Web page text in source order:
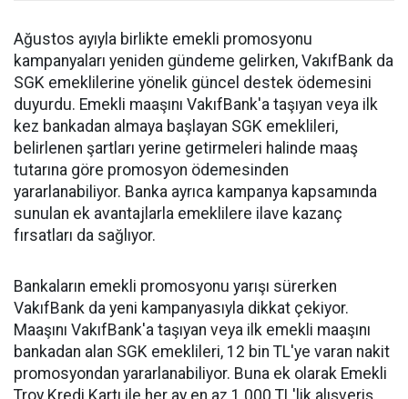
Ağustos ayıyla birlikte emekli promosyonu
kampanyaları yeniden gündeme gelirken, VakıfBank da
SGK emeklilerine yönelik güncel destek ödemesini
duyurdu. Emekli maaşını VakıfBank'a taşıyan veya ilk
kez bankadan almaya başlayan SGK emeklileri,
belirlenen şartları yerine getirmeleri halinde maaş
tutarına göre promosyon ödemesinden
yararlanabiliyor. Banka ayrıca kampanya kapsamında
sunulan ek avantajlarla emeklilere ilave kazanç
fırsatları da sağlıyor.
Bankaların emekli promosyonu yarışı sürerken
VakıfBank da yeni kampanyasıyla dikkat çekiyor.
Maaşını VakıfBank'a taşıyan veya ilk emekli maaşını
bankadan alan SGK emeklileri, 12 bin TL'ye varan nakit
promosyondan yararlanabiliyor. Buna ek olarak Emekli
Troy Kredi Kartı ile her ay en az 1.000 TL'lik alışveriş